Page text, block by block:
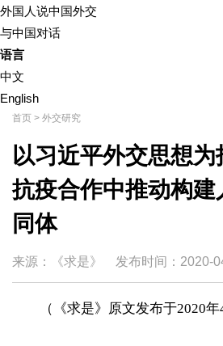
外国人说中国外交
与中国对话
语言
中文
English
首页 > 外交研究
以习近平外交思想
抗疫合作中推动构建
同体
来源：《求是》 发布时间： 2020-
（《求是》原文发布于2020年